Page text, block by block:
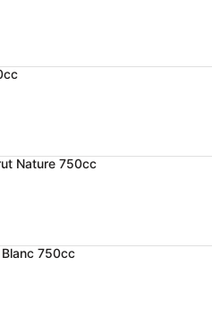
Nature 750cc
750cc